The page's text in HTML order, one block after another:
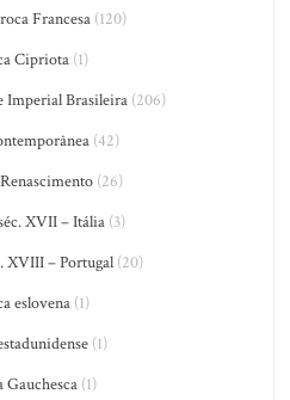
Francesa(120)
Cipriota (1)
Imperial Brasileira(206)
(42)
(26)
XVII – Itália (3)
XVIII – Portugal (20)
eslovena(1)
(1)
Gauchesca(1)